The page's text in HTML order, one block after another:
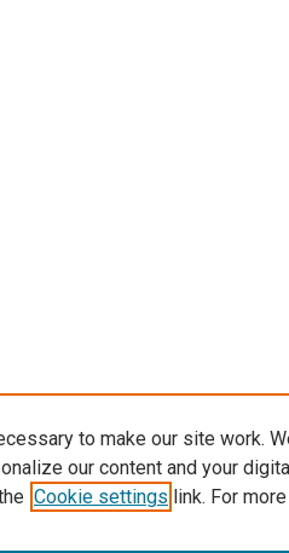
to make our site work.
our content and your
Cookie settings link. For